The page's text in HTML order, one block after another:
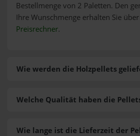
Bestellmenge von 2 Paletten. Den
Ihre Wunschmenge erhalten Sie
Preisrechner.
Wie werden die Holzpellets
Welche Qualität haben die
Wie lange ist die Lieferzeit der